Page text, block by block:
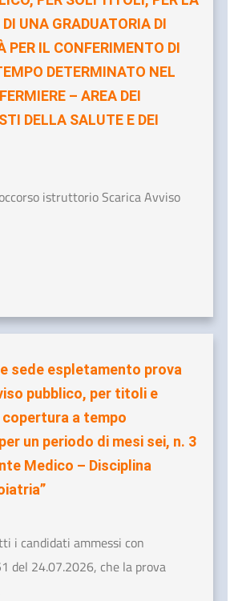
UNA GRADUATORIA DI
PER IL CONFERIMENTO DI
DETERMINATO NEL
– AREA DEI
DELLA SALUTE E DEI
istruttorio Scarica Avviso
sede espletamento prova
pubblico, per titoli e
a tempo
un periodo di mesi sei, n. 3
Medico – Disciplina
i candidati ammessi con
del 24.07.2026, che la prova